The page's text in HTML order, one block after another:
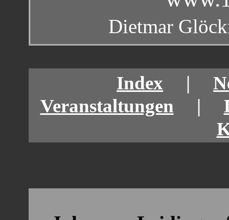
Dietmar
Index |
Veranstaltungen |